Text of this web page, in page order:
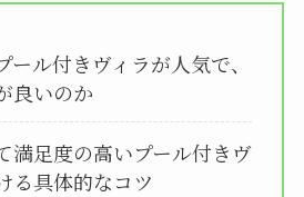
ール付きヴィラが人気で、
良いのか
満足度の高いプール付きヴ
る具体的なコツ